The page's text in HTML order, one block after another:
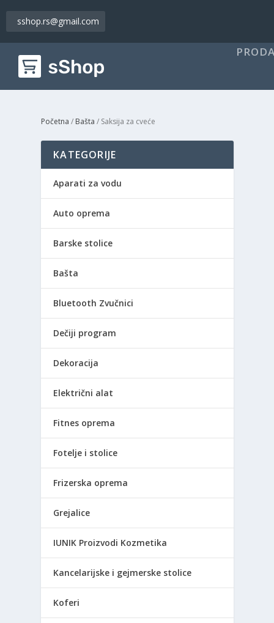
sshop.rs@gmail.com
Početna / Bašta / Saksija za cveće
KATEGORIJE
Aparati za vodu
Auto oprema
Barske stolice
Bašta
Bluetooth Zvučnici
Dečiji program
Dekoracija
Električni alat
Fitnes oprema
Fotelje i stolice
Frizerska oprema
Grejalice
IUNIK Proizvodi Kozmetika
Kancelarijske i gejmerske stolice
Koferi